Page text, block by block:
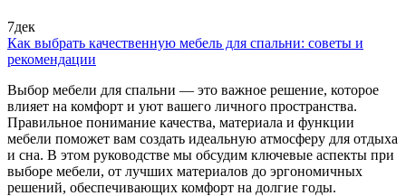
7дек
Как выбрать качественную мебель для спальни: советы и
рекомендации
Выбор мебели для спальни — это важное решение, которое
влияет на комфорт и уют вашего личного пространства.
Правильное понимание качества, материала и функции
мебели поможет вам создать идеальную атмосферу для отдыха
и сна. В этом руководстве мы обсудим ключевые аспекты при
выборе мебели, от лучших материалов до эргономичных
решений, обеспечивающих комфорт на долгие годы.